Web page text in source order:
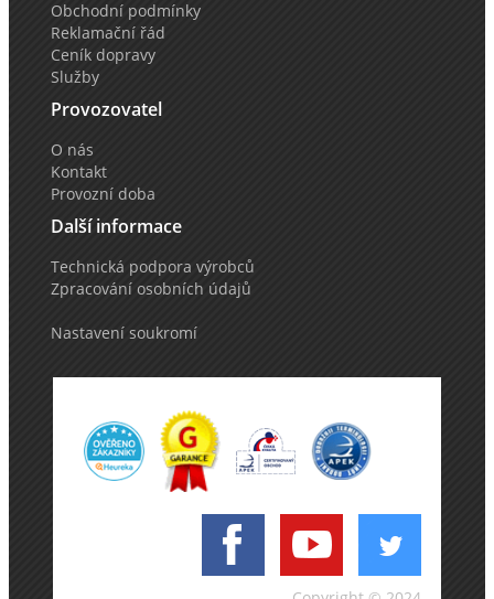
Obchodní podmínky
Reklamační řád
Ceník dopravy
Služby
Provozovatel
O nás
Kontakt
Provozní doba
Další informace
Technická podpora výrobců
Zpracování osobních údajů
Nastavení soukromí